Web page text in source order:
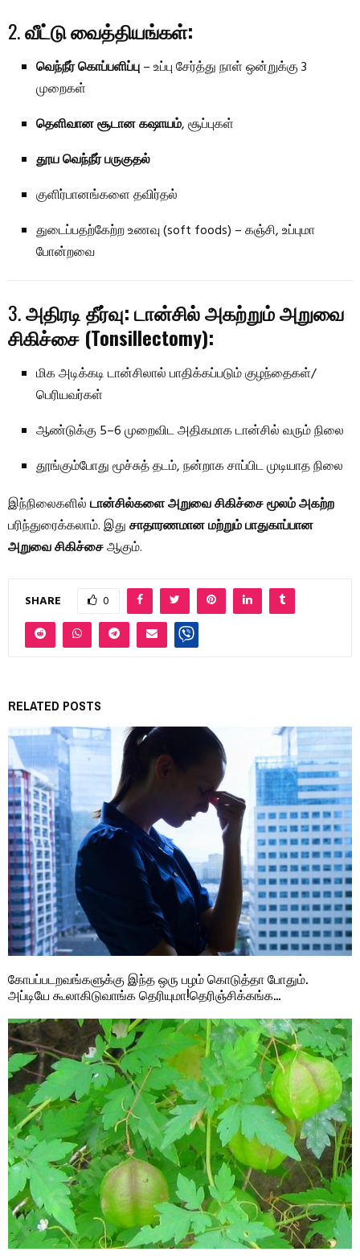
2.வீட்டு வைத்தியங்கள்:
வெந்நீர் கொப்பளிப்பு– உப்பு சேர்த்து நாள் ஒன்றுக்கு 3
முறைகள்
தெளிவான சூடான கஷாயம், சூப்புகள்
தூய வெந்நீர் பருகுதல்
குளிர்பானங்களை தவிர்தல்
துடைப்பதற்கேற்ற உணவு (soft foods) – கஞ்சி, உப்புமா
போன்றவை
3.அதிரடி தீர்வு: டான்சில் அகற்றும் அறுவை
சிகிச்சை (Tonsillectomy):
மிக அடிக்கடி டான்சிலால் பாதிக்கப்படும் குழந்தைகள்/
பெரியவர்கள்
ஆண்டுக்கு 5–6 முறைவிட அதிகமாக டான்சில் வரும் நிலை
தூங்கும்போது மூச்சுத் தடம், நன்றாக சாப்பிட முடியாத நிலை
இந்நிலைகளில்டான்சில்களை அறுவை சிகிச்சை மூலம் அகற்ற
பரிந்துரைக்கலாம். இதுசாதாரணமான மற்றும் பாதுகாப்பான
அறுவை சிகிச்சைஆகும்.
SHARE 0
RELATED POSTS
கோபப்படறவங்களுக்கு இந்த ஒரு பழம் கொடுத்தா போதும்.
அப்டியே கூலாகிடுவாங்க தெரியுமா!தெரிஞ்சிக்கங்க…